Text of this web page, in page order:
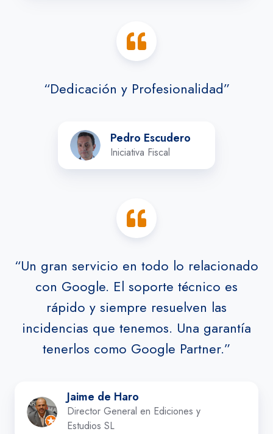
“Dedicación y Profesionalidad”
Pedro Escudero
Iniciativa Fiscal
Pedro
Escudero
“Un gran servicio en todo lo relacionado
con Google. El soporte técnico es
rápido y siempre resuelven las
incidencias que tenemos. Una garantía
tenerlos como Google Partner.”
Jaime de Haro
Director General en Ediciones y
Estudios SL
de